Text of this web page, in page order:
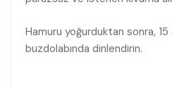
Hamuru yoğurduktan sonra,
buzdolabında dinlendirin.